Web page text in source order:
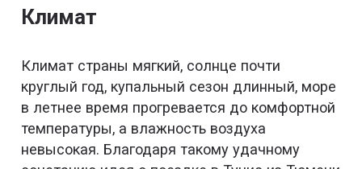
Климат
Климат страны мягкий, солнце почти
круглый год, купальный сезон длинный, море
в летнее время прогревается до комфортной
температуры, а влажность воздуха
невысокая. Благодаря такому удачному